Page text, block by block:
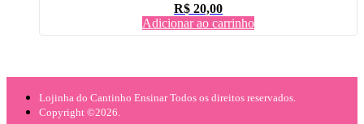
R$ 20,00
Adicionar ao carrinho
Lojinha do Cantinho Ensinar Todos os direitos reservados.
Copyright ©2026.